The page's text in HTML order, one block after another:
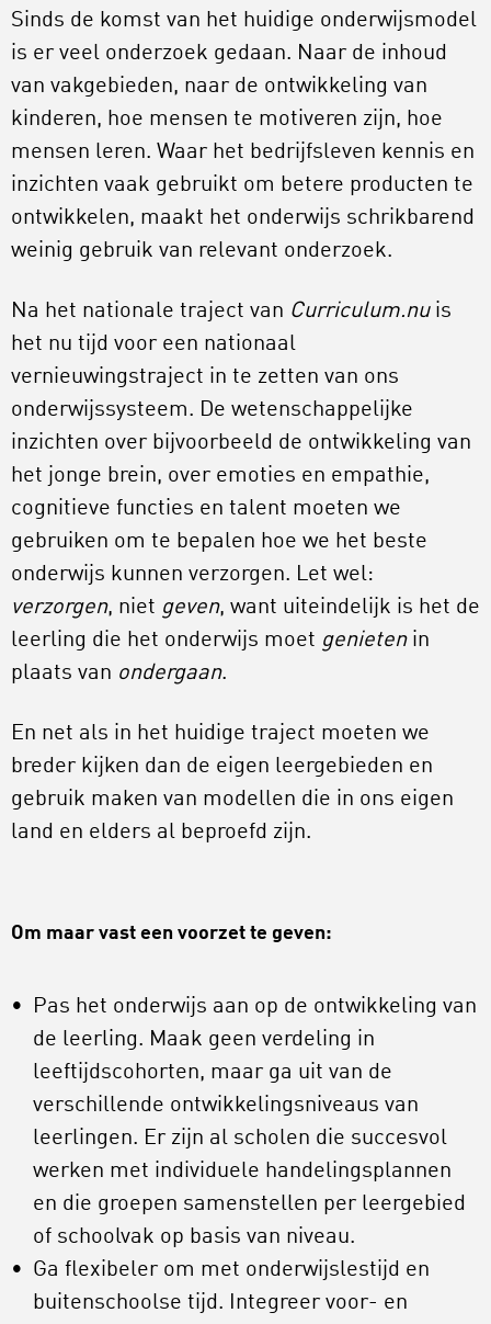
Sinds de komst van het huidige onderwijsmodel
is er veel onderzoek gedaan. Naar de inhoud
van vakgebieden, naar de ontwikkeling van
kinderen, hoe mensen te motiveren zijn, hoe
mensen leren. Waar het bedrijfsleven kennis en
inzichten vaak gebruikt om betere producten te
ontwikkelen, maakt het onderwijs schrikbarend
weinig gebruik van relevant onderzoek.
Na het nationale traject van Curriculum.nuis
het nu tijd voor een nationaal
vernieuwingstraject in te zetten van ons
onderwijssysteem. De wetenschappelijke
inzichten over bijvoorbeeld de ontwikkeling van
het jonge brein, over emoties en empathie,
cognitieve functies en talent moeten we
gebruiken om te bepalen hoe we het beste
onderwijs kunnen verzorgen. Let wel:
verzorgen, niet geven, want uiteindelijk is het de
leerling die het onderwijs moet genietenin
plaats van ondergaan.
En net als in het huidige traject moeten we
breder kijken dan de eigen leergebieden en
gebruik maken van modellen die in ons eigen
land en elders al beproefd zijn.
Om maar vast een voorzet te geven:
Pas het onderwijs aan op de ontwikkeling van
de leerling. Maak geen verdeling in
leeftijdscohorten, maar ga uit van de
verschillende ontwikkelingsniveaus van
leerlingen. Er zijn al scholen die succesvol
werken met individuele handelingsplannen
en die groepen samenstellen per leergebied
of schoolvak op basis van niveau.
Ga flexibeler om met onderwijslestijd en
buitenschoolse tijd. Integreer voor- en